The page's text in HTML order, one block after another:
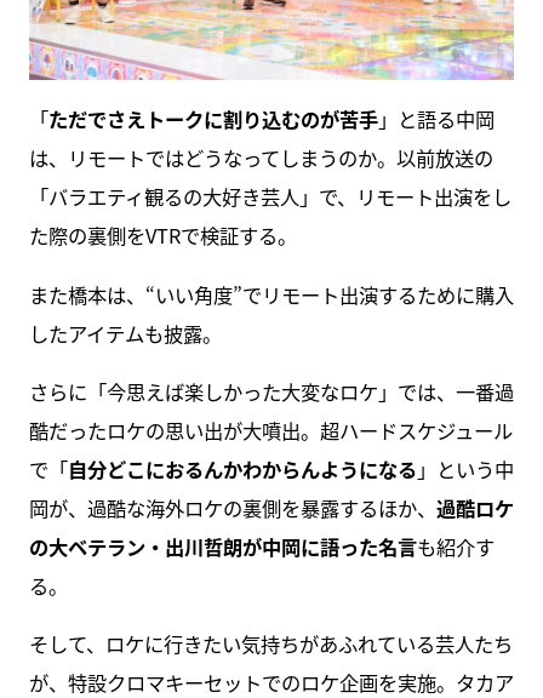
「ただでさえトークに割り込むのが苦手」と語る中岡
は、リモートではどうなってしまうのか。以前放送の
「バラエティ観るの大好き芸人」で、リモート出演をし
た際の裏側をVTRで検証する。
また橋本は、“いい角度”でリモート出演するために購入
したアイテムも披露。
さらに「今思えば楽しかった大変なロケ」では、一番過
酷だったロケの思い出が大噴出。超ハードスケジュール
で「自分どこにおるんかわからんようになる 」という中
岡が、過酷な海外ロケの裏側を暴露するほか、 過酷ロケ
の大ベテラン・出川哲朗が中岡に語った名言も紹介す
る。
そして、ロケに行きたい気持ちがあふれている芸人たち
が、特設クロマキーセットでのロケ企画を実施。タカア